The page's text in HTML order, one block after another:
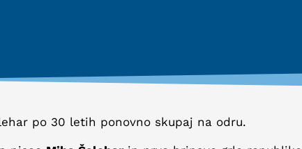
po 30 letih ponovno skupaj na odru.